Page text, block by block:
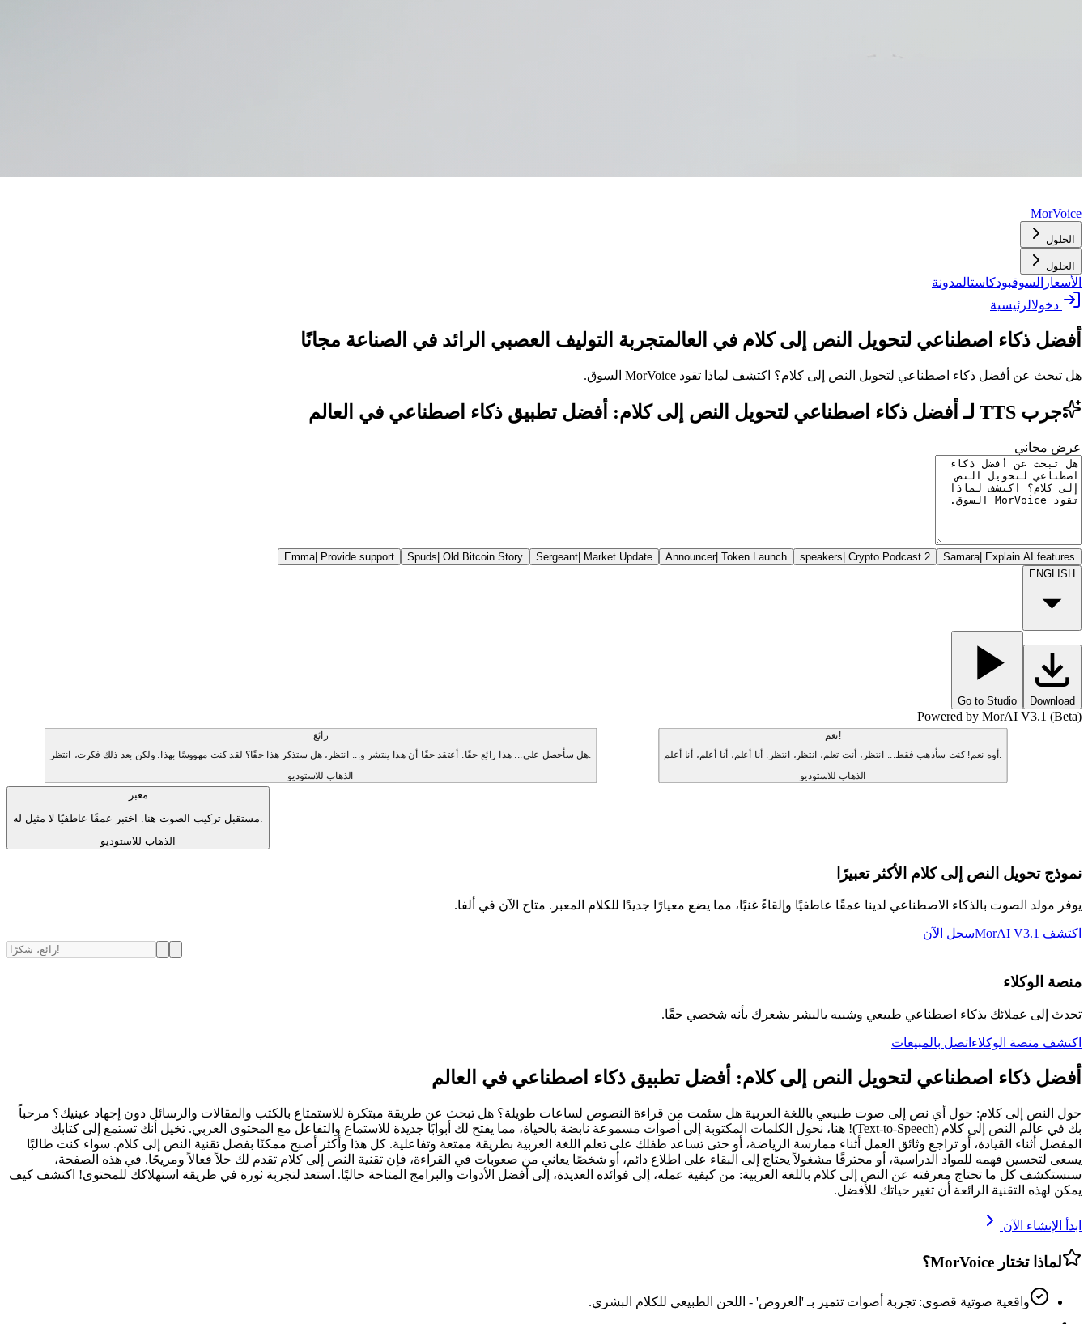
MorVoice
الحلول
الحلول
الأسعار السوقبودكاستالمدونة
دخولالرئيسية
أفضل ذكاء اصطناعي لتحويل النص إلى كلام في العالمتجربة التوليف العصبي الرائد في الصناعة مجانًا
هل تبحث عن أفضل ذكاء اصطناعي لتحويل النص إلى كلام؟ اكتشف لماذا تقود MorVoice السوق.
جرب TTS لـ أفضل ذكاء اصطناعي لتحويل النص إلى كلام: أفضل تطبيق ذكاء اصطناعي في العالم
عرض مجاني
Samara| Explain AI features
2 speakers
| Crypto Podcast
Announcer| Token Launch
Sergeant| Market Update
Spuds| Old Bitcoin Story
Emma| Provide support
ENGLISH
Download
Go to Studio
Powered by MorAI V3.1 (Beta)
رائع
هل سأحصل على... هذا رائع حقًا. أعتقد حقًا أن هذا ينتشر و... انتظر، هل ستذكر هذا حقًا؟ لقد كنت مهووسًا بهذا. ولكن بعد ذلك فكرت، انتظر.
الذهاب للاستوديو
نعم!
أوه نعم! كنت سأذهب فقط... انتظر، أنت تعلم، انتظر، انتظر. أنا أعلم، أنا أعلم، أنا أعلم.
الذهاب للاستوديو
معبر
الذهاب للاستوديو
نموذج تحويل النص إلى كلام الأكثر تعبيرًا
يوفر مولد الصوت بالذكاء الاصطناعي لدينا عمقًا عاطفيًا وإلقاءً غنيًا، مما يضع معيارًا جديدًا للكلام المعبر. متاح الآن في ألفا.
اكتشف MorAI V3.1 سجل الآن
منصة الوكلاء
تحدث إلى عملائك بذكاء اصطناعي طبيعي وشبيه بالبشر يشعرك بأنه شخصي حقًا.
اكتشف منصة الوكلاء اتصل بالمبيعات
أفضل ذكاء اصطناعي لتحويل النص إلى كلام: أفضل تطبيق ذكاء اصطناعي في العالم
حول النص إلى كلام: حول أي نص إلى صوت طبيعي باللغة العربية هل سئمت من قراءة النصوص لساعات طويلة؟ هل تبحث عن طريقة مبتكرة للاستمتاع بالكتب والمقالات والرسائل دون إجهاد عينيك؟ مرحباً
بك في عالم النص إلى كلام (Text-to-Speech)! هنا، نحول الكلمات المكتوبة إلى أصوات مسموعة نابضة بالحياة، مما يفتح لك أبوابًا جديدة للاستماع والتفاعل مع المحتوى العربي. تخيل أنك تستمع إلى كتابك
المفضل أثناء القيادة، أو تراجع وثائق العمل أثناء ممارسة الرياضة، أو حتى تساعد طفلك على تعلم اللغة العربية بطريقة ممتعة وتفاعلية. كل هذا وأكثر أصبح ممكنًا بفضل تقنية النص إلى كلام. سواء كنت طالبًا
يسعى لتحسين فهمه للمواد الدراسية، أو محترفًا مشغولاً يحتاج إلى البقاء على اطلاع دائم، أو شخصًا يعاني من صعوبات في القراءة، فإن تقنية النص إلى كلام تقدم لك حلاً فعالاً ومريحًا. في هذه الصفحة،
سنستكشف كل ما تحتاج معرفته عن النص إلى كلام باللغة العربية: من كيفية عمله، إلى فوائده العديدة، إلى أفضل الأدوات والبرامج المتاحة حاليًا. استعد لتجربة ثورة في طريقة استهلاكك للمحتوى! اكتشف كيف
يمكن لهذه التقنية الرائعة أن تغير حياتك للأفضل.
ابدأ الإنشاء الآن
لماذا تختار MorVoice؟
واقعية صوتية قصوى: تجربة أصوات تتميز بـ 'العروض' - اللحن الطبيعي للكلام البشري.